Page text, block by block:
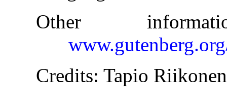
Other
Credits: Tapio Riikonen